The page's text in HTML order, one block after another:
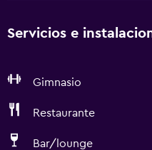
Servicios e
Gimnasio
Restaurante
Bar/lounge